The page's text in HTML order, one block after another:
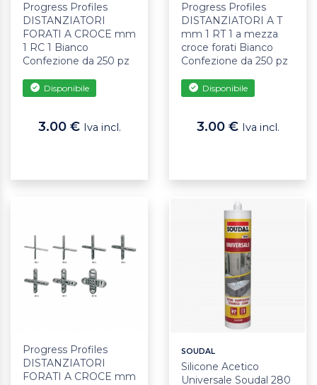
Progress Profiles
DISTANZIATORI
FORATI A CROCE mm
1 RC 1 Bianco
Confezione da 250 pz
Disponibile
3.00 € Iva incl.
Progress Profiles
DISTANZIATORI A T
mm 1 RT 1 a mezza
croce forati Bianco
Confezione da 250 pz
Disponibile
3.00 € Iva incl.
Progress Profiles
DISTANZIATORI
FORATI A CROCE mm
SOUDAL
Silicone Acetico
Universale Soudal 280